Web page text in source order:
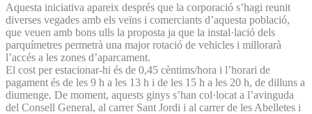
Aquesta iniciativa apareix després que la corporació s’hagi reunit
diverses vegades amb els veïns i comerciants d’aquesta població,
que veuen amb bons ulls la proposta ja que la instal·lació dels
parquímetres permetrà una major rotació de vehicles i millorarà
l’accés a les zones d’aparcament.
El cost per estacionar-hi és de 0,45 cèntims/hora i l’horari de
pagament és de les 9 h a les 13 h i de les 15 h a les 20 h, de dilluns a
diumenge. De moment, aquests ginys s’han col·locat a l’avinguda
del Consell General, al carrer Sant Jordi i al carrer de les Abelletes i